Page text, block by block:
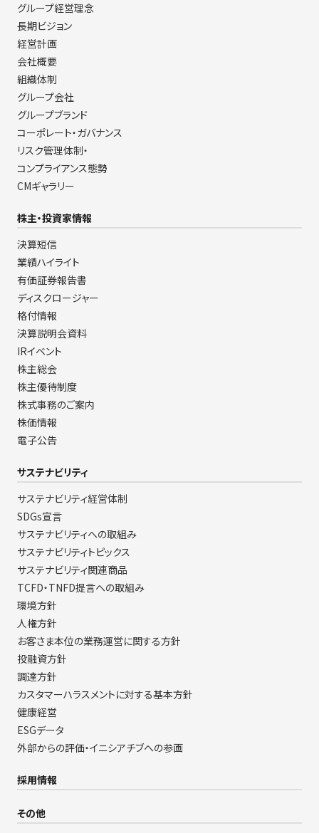
グループ経営理念
長期ビジョン
経営計画
会社概要
組織体制
グループ会社
グループブランド
コーポレート・ガバナンス
リスク管理体制・
コンプライアンス態勢
CMギャラリー
株主・投資家情報
決算短信
業績ハイライト
有価証券報告書
ディスクロージャー
格付情報
決算説明会資料
IRイベント
株主総会
株主優待制度
株式事務のご案内
株価情報
電子公告
サステナビリティ
サステナビリティ経営体制
SDGs宣言
サステナビリティへの取組み
サステナビリティトピックス
サステナビリティ関連商品
TCFD・TNFD提言への取組み
環境方針
人権方針
お客さま本位の業務運営に関する方針
投融資方針
調達方針
カスタマーハラスメントに対する基本方針
健康経営
ESGデータ
外部からの評価・イニシアチブへの参画
採用情報
その他